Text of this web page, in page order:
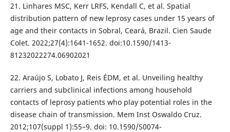
21. Linhares MSC, Kerr LRFS, Kendall C, et al. Spatial
distribution pattern of new leprosy cases under 15 years of
age and their contacts in Sobral, Ceará, Brazil. Cien Saude
Colet. 2022;27(4):1641-1652. doi:10.1590/1413-
81232022274.06902021
22. Araújo S, Lobato J, Reis ÉDM, et al. Unveiling healthy
carriers and subclinical infections among household
contacts of leprosy patients who play potential roles in the
disease chain of transmission. Mem Inst Oswaldo Cruz.
2012;107(suppl 1):55–9. doi: 10.1590/S0074-